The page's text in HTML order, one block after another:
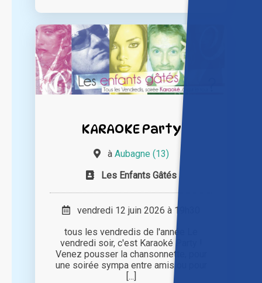
KARAOKE Party
à Aubagne (13)
Les Enfants Gâtés
vendredi 12 juin 2026 à 19h30
tous les vendredis de l'année Le
vendredi soir, c'est Karaoké Party !
Venez pousser la chansonnette, pour
une soirée sympa entre amis ou pour
[...]